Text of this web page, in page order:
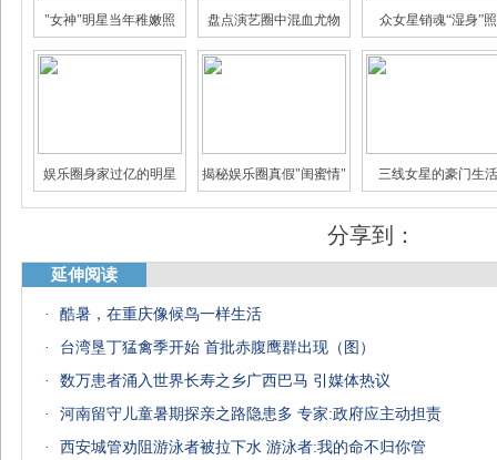
"女神"明星当年稚嫩照 盘点演艺圈中混血尤物 众女星销魂“湿身”照
娱乐圈身家过亿的明星 揭秘娱乐圈真假"闺蜜情" 三线女星的豪门生活
盘点女星中的十大美腿 宅男女神素颜太坑爹
分享到：
延伸阅读
·
酷暑，在重庆像候鸟一样生活
·
台湾垦丁猛禽季开始 首批赤腹鹰群出现（图）
·
数万患者涌入世界长寿之乡广西巴马 引媒体热议
·
河南留守儿童暑期探亲之路隐患多 专家:政府应主动担责
·
西安城管劝阻游泳者被拉下水 游泳者:我的命不归你管